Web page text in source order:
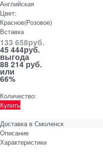
Английская
Цвет:
Красное(Розовое)
Вставка
133 658руб.
45 444руб.
выгода
88 214 руб.
или
66%
Количество:
Купить
Доставка в Смоленск
Описание
Характеристики